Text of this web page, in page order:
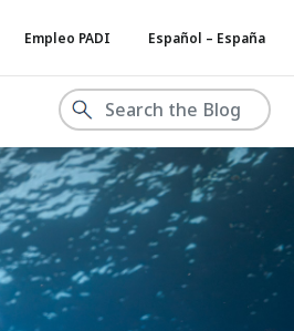
Empleo PADI Español – España